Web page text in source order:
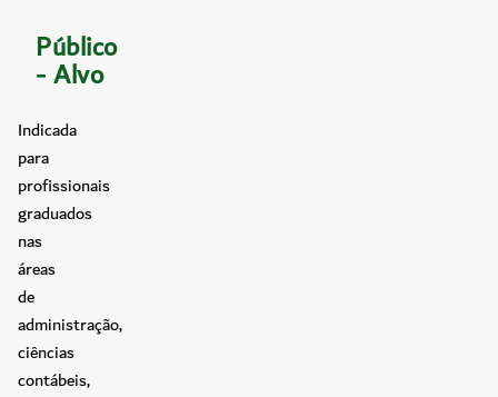
Público
- Alvo
Indicada
para
profissionais
graduados
nas
áreas
de
administração,
ciências
contábeis,